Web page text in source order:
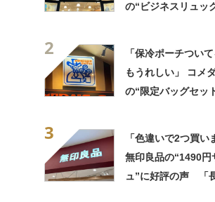
の“ビジネスリュッ
2
「保冷ポーチつい
もうれしい」 コメ
の“限定バッグセッ
3
「色違いで2つ買
無印良品の“1490円
ュ”に好評の声 「